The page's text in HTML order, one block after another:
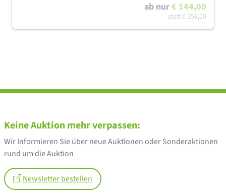
ab nur€ 144,00
statt€ 358,00
Keine Auktion mehr verpassen:
Wir Informieren Sie über neue Auktionen oder Sonderaktionen
rund um die Auktion
Newsletter bestellen